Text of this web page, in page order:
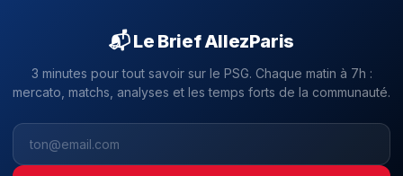
📬 Le Brief AllezParis
3 minutes pour tout savoir sur le PSG. Chaque matin à 7h :
mercato, matchs, analyses et les temps forts de la communauté.